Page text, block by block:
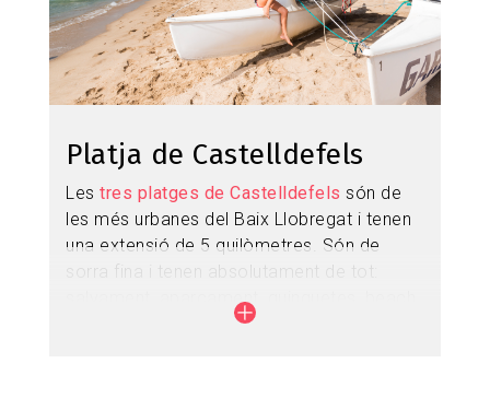
Platja de Castelldefels
Les tres platges de Castelldefels són de
les més urbanes del Baix Llobregat i tenen
una extensió de 5 quilòmetres. Són de
sorra fina i tenen absolutament de tot:
salvament, aparcament, guinguetes, beach
clubs i una grandíssima oferta de